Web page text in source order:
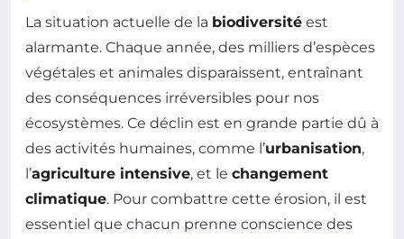
La situation actuelle de la biodiversité est
alarmante. Chaque année, des milliers d’espèces
végétales et animales disparaissent, entraînant
des conséquences irréversibles pour nos
écosystèmes. Ce déclin est en grande partie dû à
des activités humaines, comme l’urbanisation,
l’agriculture intensive, et le changement
climatique. Pour combattre cette érosion, il est
essentiel que chacun prenne conscience des